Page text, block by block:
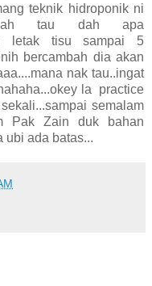
teknik hidroponik ni
tau dah apa
letak tisu sampai 5
bercambah dia akan
nak tau..ingat
la practice
semalam
Pak Zain duk bahan
ubi ada batas...